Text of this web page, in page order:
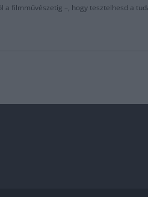
filmművészetig –, hogy tesztelhesd a